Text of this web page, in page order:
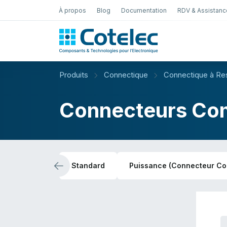
À propos Blog Documentation RDV &
Produits Connectique Connectique à
Connecteurs
Standard Puissance (Connecteur